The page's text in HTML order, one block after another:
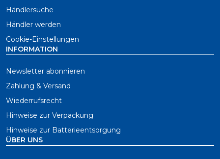
Händlersuche
Händler werden
Cookie-Einstellungen
INFORMATION
Newsletter abonnieren
Zahlung & Versand
Wiederrufsrecht
Hinweise zur Verpackung
Hinweise zur Batterieentsorgung
ÜBER UNS